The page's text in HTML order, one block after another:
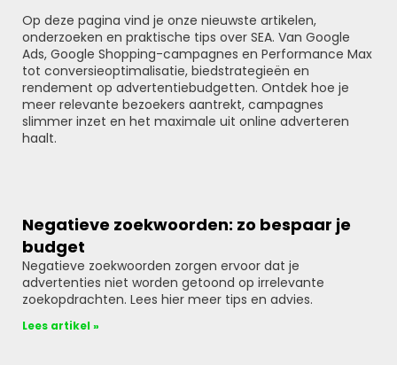
Op deze pagina vind je onze nieuwste artikelen,
onderzoeken en praktische tips over SEA. Van Google
Ads, Google Shopping-campagnes en Performance Max
tot conversieoptimalisatie, biedstrategieën en
rendement op advertentiebudgetten. Ontdek hoe je
meer relevante bezoekers aantrekt, campagnes
slimmer inzet en het maximale uit online adverteren
haalt.
Negatieve zoekwoorden: zo bespaar je
budget
Negatieve zoekwoorden zorgen ervoor dat je
advertenties niet worden getoond op irrelevante
zoekopdrachten. Lees hier meer tips en advies.
Lees artikel »